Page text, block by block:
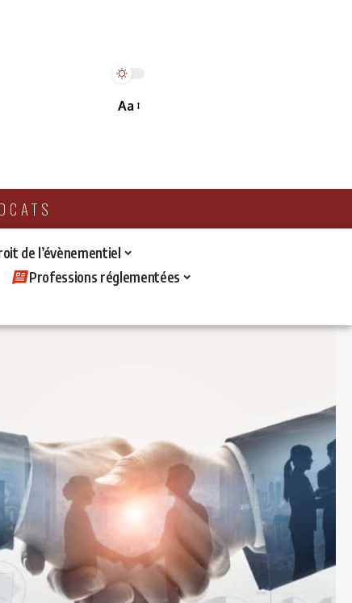
Aa
de l’évènementiel
Professions réglementées